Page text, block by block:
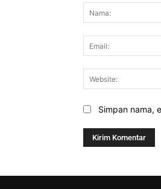
Simpan nama,